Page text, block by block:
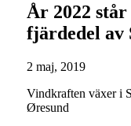
År 2022
fjärdedel av
2 maj, 2019
Vindkraften växer i
Øresund